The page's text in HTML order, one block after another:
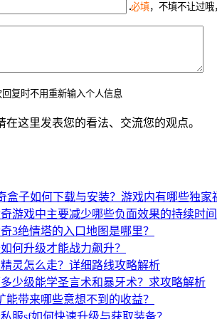
必填，不填不让过哦
复时不用重新输入个人信息
这里发表您的看法、交流您的观点。
盒子如何下载与安装？游戏内有哪些独家
游戏中主要减少哪些负面效果的持续时间
3绝情塔的入口地图是哪里？
何升级才能战力飙升？
灵怎么走？详细路线攻略解析
少级能学圣言术和暴牙术？求攻略解析
能带来哪些意想不到的收益？